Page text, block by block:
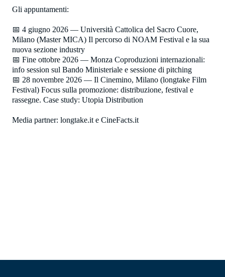
Gli appuntamenti:
📅 4 giugno 2026 — Università Cattolica del Sacro Cuore,
Milano (Master MICA) Il percorso di NOAM Festival e la sua
nuova sezione industry
📅 Fine ottobre 2026 — Monza Coproduzioni internazionali:
info session sul Bando Ministeriale e sessione di pitching
📅 28 novembre 2026 — Il Cinemino, Milano (longtake Film
Festival) Focus sulla promozione: distribuzione, festival e
rassegne. Case study: Utopia Distribution
Media partner: longtake.ite CineFacts.it